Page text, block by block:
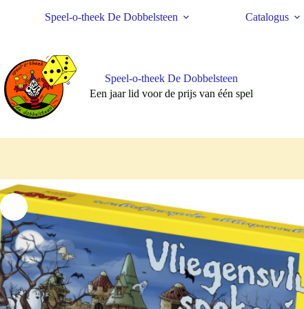
Speel-o-theek De Dobbelsteen Catalogus
Speel-o-theek De Dobbelsteen
Een jaar lid voor de prijs van één spel